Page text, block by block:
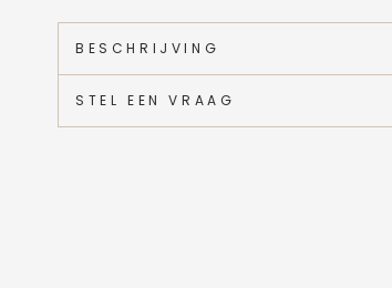
BESCHRIJVING
STEL EEN VRAAG